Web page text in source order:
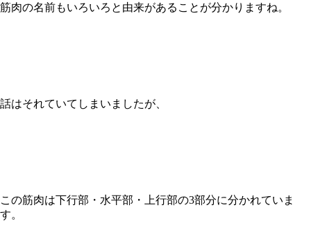
筋肉の名前もいろいろと由来があることが分かりますね。
話はそれていてしまいましたが、
この筋肉は下行部・水平部・上行部の3部分に分かれていま
す。